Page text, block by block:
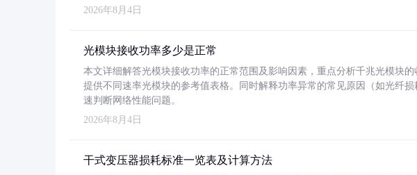
2026年8月4日
光模块接收功率多少是正常
本文详细解答光模块接收功率的正常范围及影响因素，重点分析千兆光模块
提供不同速率光模块的参考值表格。同时解释功率异常的常见原因（如光纤
速判断网络性能问题。
2026年8月4日
干式变压器损耗标准一览表及计算方法